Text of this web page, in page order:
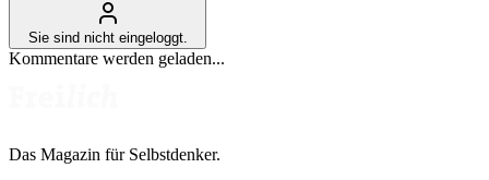
Sie sind nicht eingeloggt.
Kommentare werden geladen...
Das Magazin für Selbstdenker.